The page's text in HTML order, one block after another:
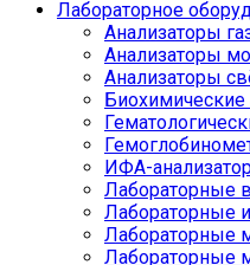
Лабораторное
Анализаторы
Анализаторы
Анализаторы
Биохимические
ИФА-
Лабораторные
Лабораторные
Лабораторные
Лабораторные